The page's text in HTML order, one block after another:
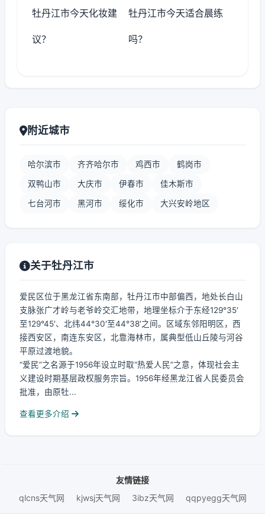
牡丹江市今天化妆建
议？
牡丹江市今天适合晨练
吗？
附近城市
哈尔滨市 齐齐哈尔市 鸡西市 鹤岗市
双鸭山市 大庆市 伊春市 佳木斯市
七台河市 黑河市 绥化市 大兴安岭地区
关于牡丹江市
爱民区位于黑龙江省东南部，牡丹江市中部偏西，地处长白山
支脉张广才岭与老爷岭交汇地带，地理坐标介于东经129°35′
至129°45′、北纬44°30′至44°38′之间。区域东邻阳明区，西
接西安区，南连东安区，北靠海林市，属典型低山丘陵与河谷
平原过渡地貌。
“爱民”之名源于1956年设立时取“热爱人民”之意，体现社会主
义建设时期基层政权服务宗旨。1956年经黑龙江省人民委员会
批准，由原牡...
查看更多介绍
友情链接
qlcns天气网
kjwsj天气网 3ibz天气网 qqpyegg天气网